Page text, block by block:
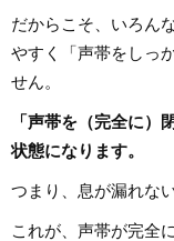
だからこそ、いろん
やすく「声帯をしっ
せん。
「声帯を（完全に）
状態になります。
つまり、息が漏れな
これが、声帯が完全